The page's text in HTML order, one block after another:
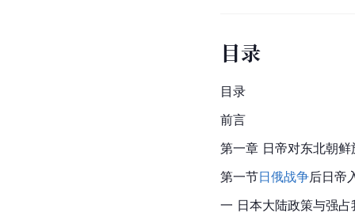
目录
目录
前言
第一章 日帝对东北朝鲜
第一节日俄战争后日帝
一 日本大陆政策与强